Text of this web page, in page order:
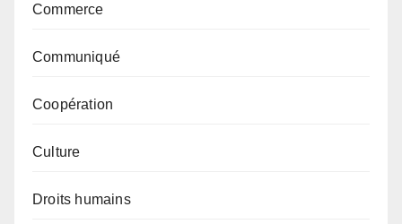
Commerce
Communiqué
Coopération
Culture
Droits humains